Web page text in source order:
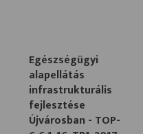
Egészségügyi
alapellátás
infrastrukturális
fejlesztése
Újvárosban - TOP-